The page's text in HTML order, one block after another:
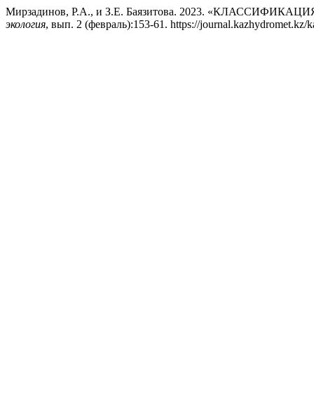
Мирзадинов, Р.А., и З.Е. Баязитова. 2023.
экология, вып. 2 (февраль):153-61. https://journal.kazhydromet.kz/